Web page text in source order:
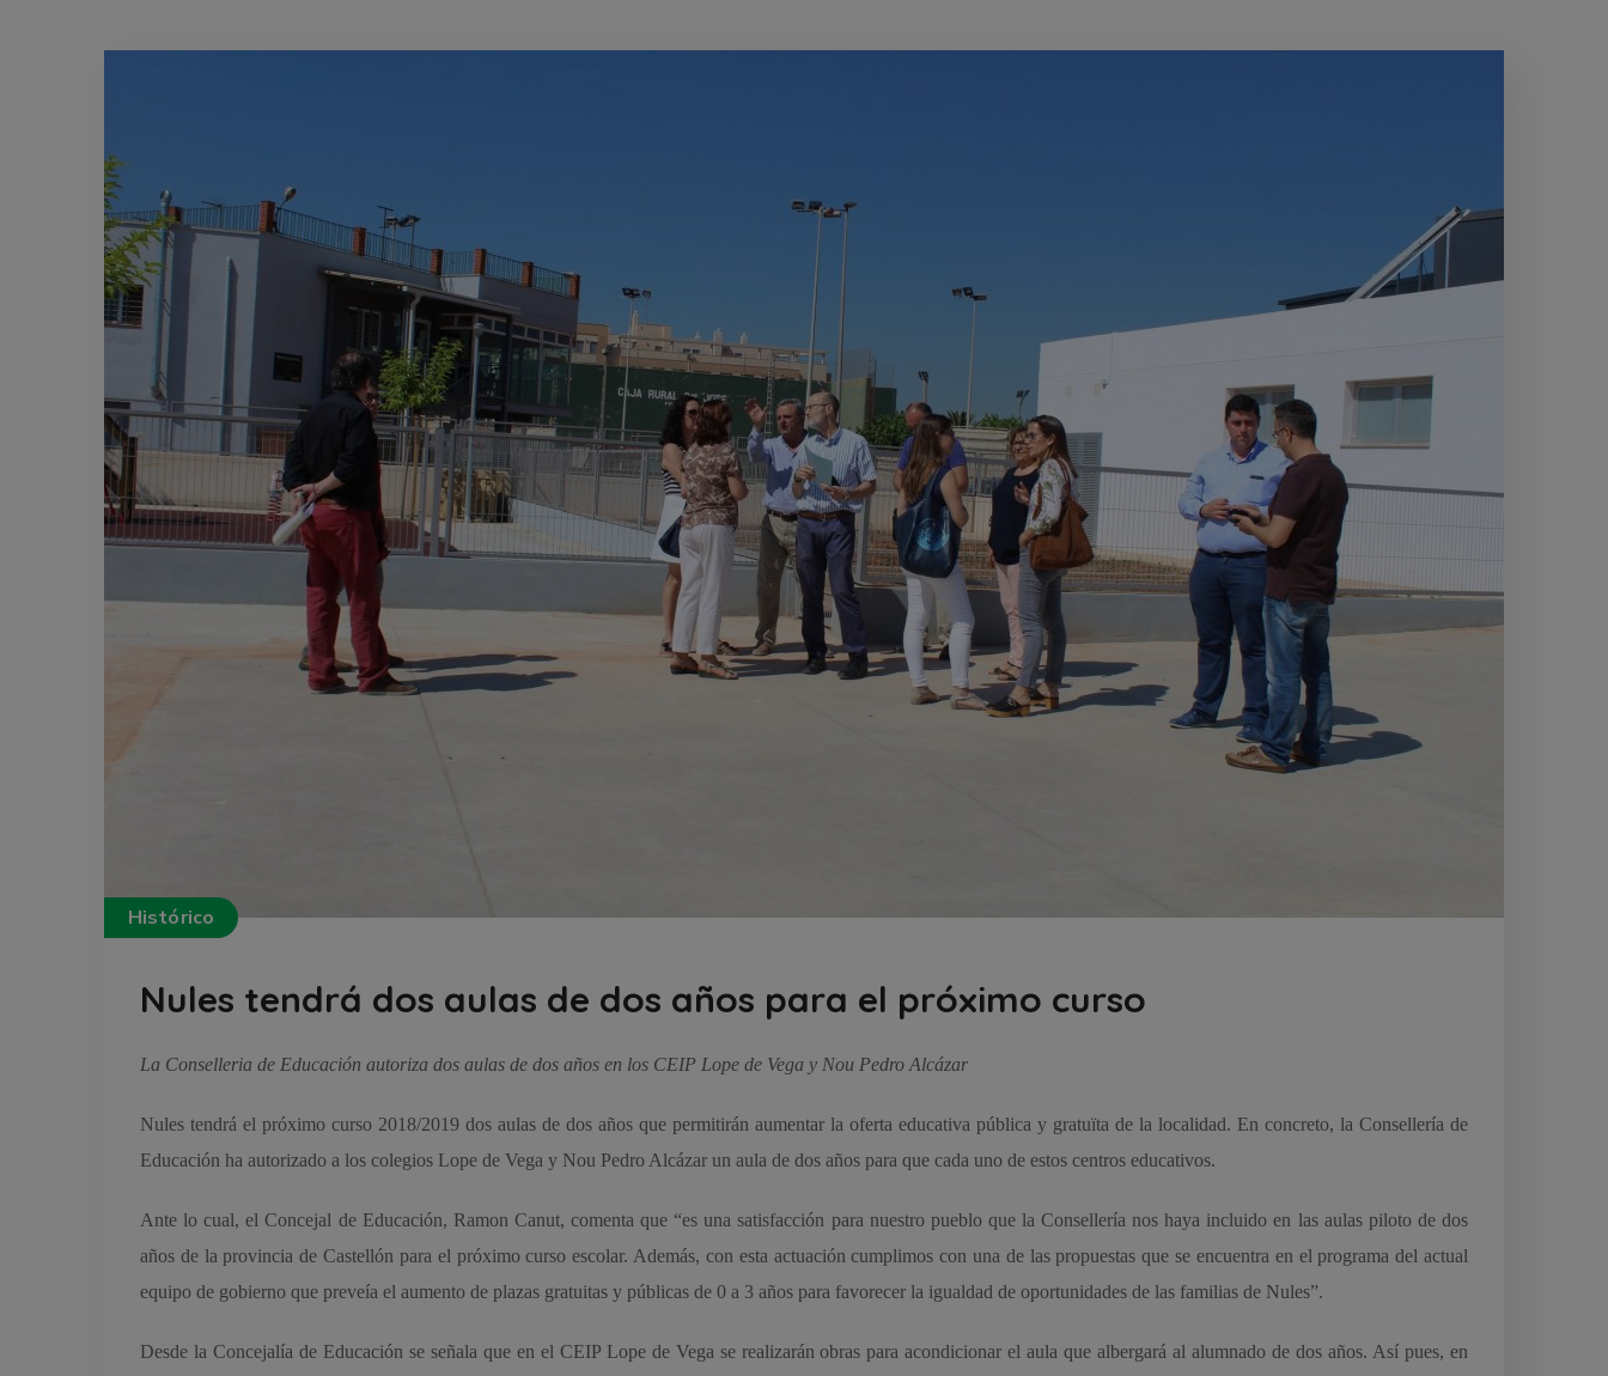
Histórico
Nules tendrá dos aulas de dos años para el próximo curso
La Conselleria de Educación autoriza dos aulas de dos años en los CEIP Lope de Vega y Nou Pedro Alcázar
Nules tendrá el próximo curso 2018/2019 dos aulas de dos años que permitirán aumentar la oferta educativa pública y gratuïta de la localidad. En concreto, la Consellería de
Educación ha autorizado a los colegios Lope de Vega y Nou Pedro Alcázar un aula de dos años para que cada uno de estos centros educativos.
Ante lo cual, el Concejal de Educación, Ramon Canut, comenta que “es una satisfacción para nuestro pueblo que la Consellería nos haya incluido en las aulas piloto de dos
años de la provincia de Castellón para el próximo curso escolar. Además, con esta actuación cumplimos con una de las propuestas que se encuentra en el programa del actual
equipo de gobierno que preveía el aumento de plazas gratuitas y públicas de 0 a 3 años para favorecer la igualdad de oportunidades de las familias de Nules”.
Desde la Concejalía de Educación se señala que en el CEIP Lope de Vega se realizarán obras para acondicionar el aula que albergará al alumnado de dos años. Así pues, en